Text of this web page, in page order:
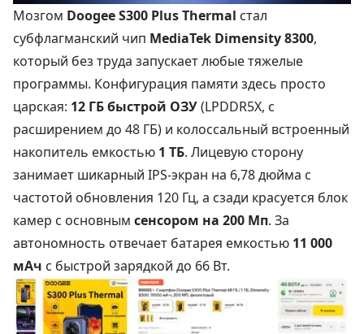
Мозгом Doogee S300 Plus Thermal стал
субфлагманский чип MediaTek Dimensity 8300,
который без труда запускает любые тяжелые
программы. Конфигурация памяти здесь просто
царская: 12 ГБ быстрой ОЗУ(LPDDR5X, с
расширением до 48 ГБ) и колоссальный встроенный
накопитель емкостью 1 ТБ. Лицевую сторону
занимает шикарный IPS-экран на 6,78 дюйма с
частотой обновления 120 Гц, а сзади красуется блок
камер с основным сенсором на 200 Мп. За
автономность отвечает батарея емкостью 11 000
мАч с быстрой зарядкой до 66 Вт.